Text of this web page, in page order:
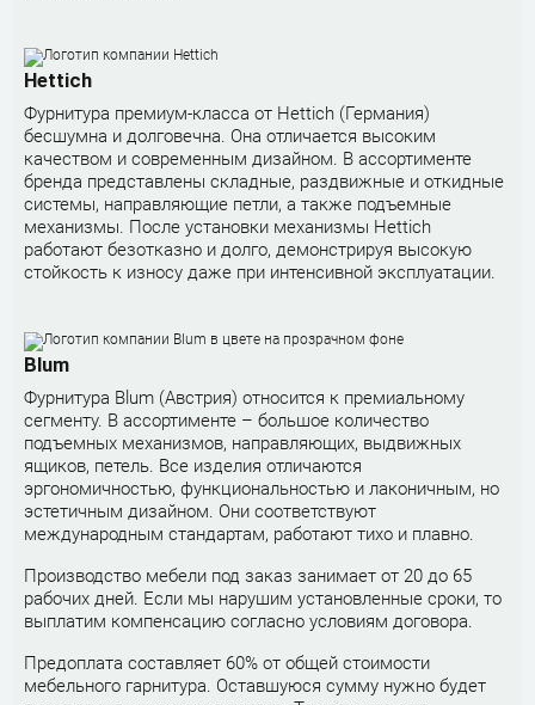
Hettich
Фурнитура премиум-класса от Hettich (Германия)
бесшумна и долговечна. Она отличается высоким
качеством и современным дизайном. В ассортименте
бренда представлены складные, раздвижные и откидные
системы, направляющие петли, а также подъемные
механизмы. После установки механизмы Hettich
работают безотказно и долго, демонстрируя высокую
стойкость к износу даже при интенсивной эксплуатации.
Blum
Фурнитура Blum (Австрия) относится к премиальному
сегменту. В ассортименте – большое количество
подъемных механизмов, направляющих, выдвижных
ящиков, петель. Все изделия отличаются
эргономичностью, функциональностью и лаконичным, но
эстетичным дизайном. Они соответствуют
международным стандартам, работают тихо и плавно.
Производство мебели под заказ занимает от 20 до 65
рабочих дней. Если мы нарушим установленные сроки, то
выплатим компенсацию согласно условиям договора.
Предоплата составляет 60% от общей стоимости
мебельного гарнитура. Оставшуюся сумму нужно будет